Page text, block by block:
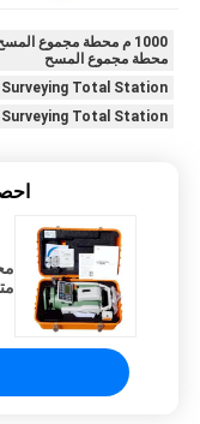
محطة مجموع المسح
Total Station
Surveying Total Station